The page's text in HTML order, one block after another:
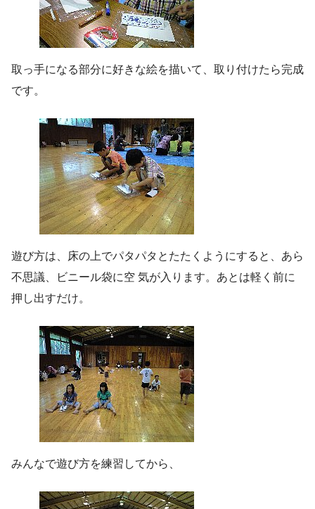
取っ手になる部分に好きな絵を描いて、取り付けたら完成
です。
遊び方は、床の上でパタパタとたたくようにすると、あら
不思議、ビニール袋に空 気が入ります。あとは軽く前に
押し出すだけ。
みんなで遊び方を練習してから、